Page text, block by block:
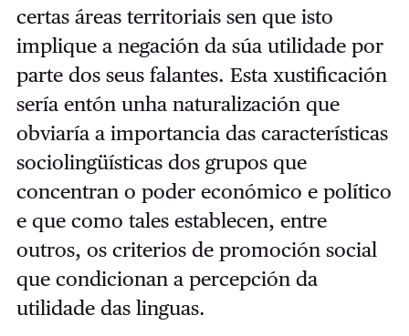
certas áreas territoriais sen que isto
implique a negación da súa utilidade por
parte dos seus falantes. Esta xustificación
sería entón unha naturalización que
obviaría a importancia das características
sociolingüísticas dos grupos que
concentran o poder económico e político
e que como tales establecen, entre
outros, os criterios de promoción social
que condicionan a percepción da
utilidade das linguas.